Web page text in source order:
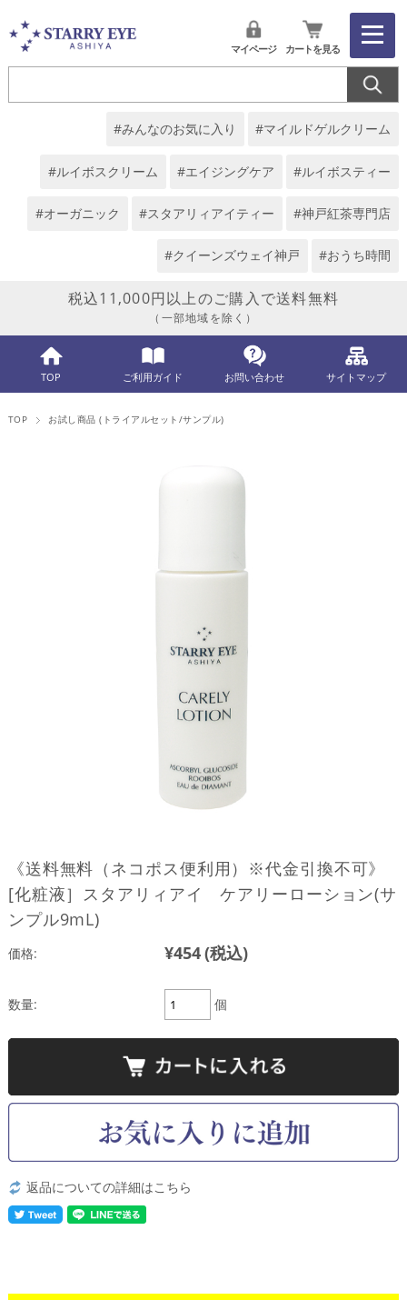
#みんなのお気に入り #マイルドゲルクリーム
#ルイボスクリーム #エイジングケア #ルイボスティー
#オーガニック #スタアリィアイティー #神戸紅茶専門店
#クイーンズウェイ神戸 #おうち時間
マイページ カートを見る
税込11,000円以上のご購入で送料無料
（一部地域を除く）
TOP ご利用ガイド お問い合わせ サイトマップ
TOP お試し商品 (トライアルセット/サンプル)
《送料無料（ネコポス便利用）※代金引換不可》
[化粧液］スタアリィアイ ケアリーローション(サ
ンプル9mL)
価格: ¥454(税込)
数量: 個
返品についての詳細はこちら